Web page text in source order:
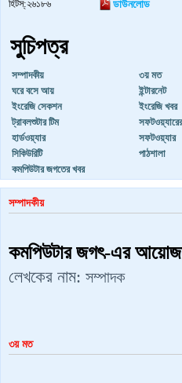
হিটস্:২৬১৮৬ ডাউনলোড
সুচিপত্র
সম্পাদকীয় ৩য় মত
ঘরে বসে ‍আয়
ইন্টারনেট
ইংরেজি সেকশন
ইংরেজি খবর
ট্রাবলশুটার টিম
হার্ডওয়্যার
সফটওয়্যার
সিকিউরিটি
পাঠশালা
কমপিউটার জগতের খবর
সম্পাদকীয়
কমপিউটার জগৎ-এর
লেখকের নাম: সম্পাদক
৩য় মত